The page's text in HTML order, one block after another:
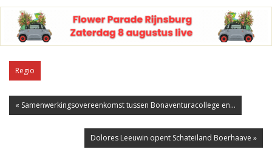
Regio
« Samenwerkingsovereenkomst tussen Bonaventuracollege en...
Dolores Leeuwin opent Schateiland Boerhaave »